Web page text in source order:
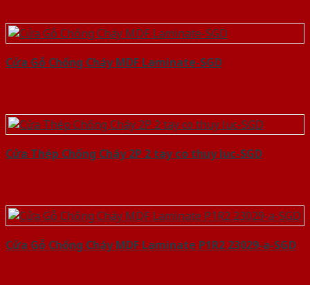
Cửa Gỗ Chống Cháy MDF Laminate-SGD
Cửa Thép Chống Cháy 2P 2 tay co thuy luc-SGD
Cửa Gỗ Chống Cháy MDF Laminate P1R2 23029-a-SGD